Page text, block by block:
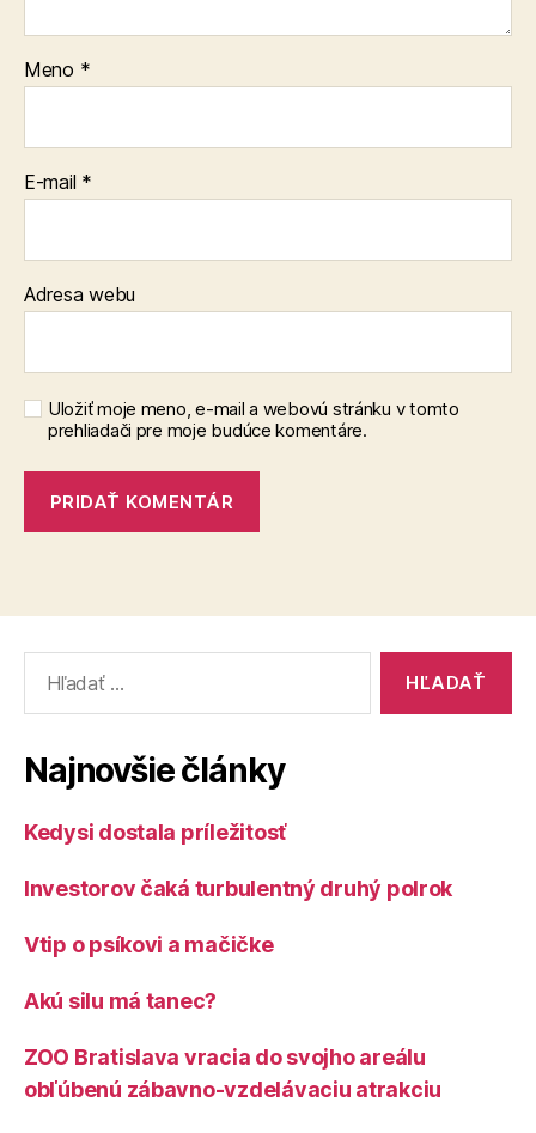
Meno *
E-mail *
Adresa webu
Uložiť moje meno, e-mail a webovú stránku v tomto
prehliadači pre moje budúce komentáre.
Najnovšie články
Kedysi dostala príležitosť
Investorov čaká turbulentný druhý polrok
Vtip o psíkovi a mačičke
Akú silu má tanec?
ZOO Bratislava vracia do svojho areálu
obľúbenú zábavno-vzdelávaciu atrakciu